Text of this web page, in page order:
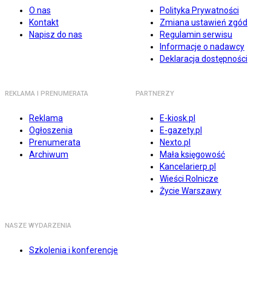
O nas
Kontakt
Napisz do nas
Polityka Prywatności
Zmiana ustawień zgód
Regulamin serwisu
Informacje o nadawcy
Deklaracja dostępności
REKLAMA I PRENUMERATA
Reklama
Ogłoszenia
Prenumerata
Archiwum
PARTNERZY
E-kiosk.pl
E-gazety.pl
Nexto.pl
Mała księgowość
Kancelarierp.pl
Wieści Rolnicze
Życie Warszawy
NASZE WYDARZENIA
Szkolenia i konferencje